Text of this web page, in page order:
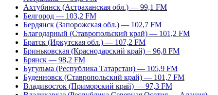
Ахтубинск (Астраханская обл.) — 99,1 FM
Белгород — 103,2 FM
Бердянск (Запорожская обл.) — 102,7 FM
Благодарный (Ставропольский край) — 101,2 FM
Братск (Иркутская обл.) — 107,2 FM
Бриньковская (Краснодарский край) – 96,8 FM
Брянск — 98,2 FM
Бугульма (Республика Татарстан) — 105,9 FM
Буденновск (Ставропольский край) — 101,7 FM
Владивосток (Приморский край) — 97,3 FM